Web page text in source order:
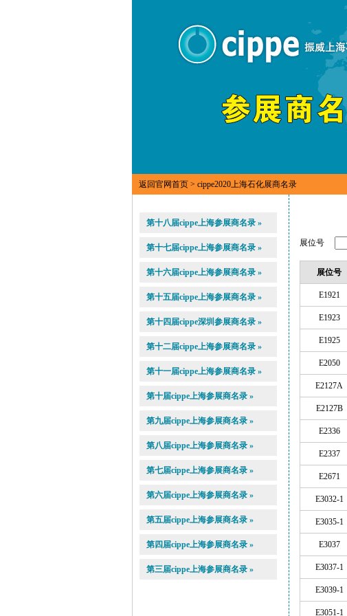
返回官网首页 > cippe2020上海石化展商名录
第十八届cippe上海参展商名录 »
第十七届cippe上海参展商名录 »
第十六届cippe上海参展商名录 »
第十五届cippe上海参展商名录 »
第十四届cippe深圳参展商名录 »
第十二届cippe上海参展商名录 »
第十一届cippe上海参展商名录 »
第十届cippe上海参展商名录 »
第九届cippe上海参展商名录 »
第八届cippe上海参展商名录 »
第七届cippe上海参展商名录 »
第六届cippe上海参展商名录 »
第五届cippe上海参展商名录 »
第四届cippe上海参展商名录 »
第三届cippe上海参展商名录 »
展位号
展位号
E1921
E1923
E1925
E2050
E2127A
E2127B
E2336
E2337
E2671
E3032-1
E3035-1
E3037
E3037-1
E3039-1
E3051-1